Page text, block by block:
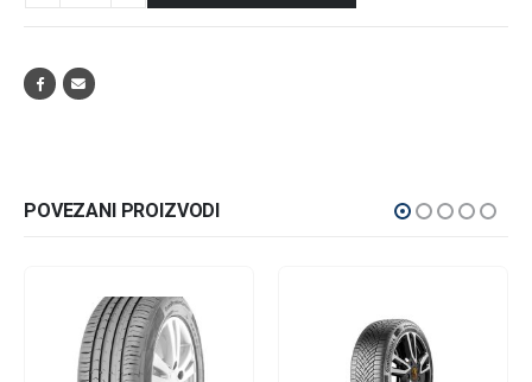
POVEZANI PROIZVODI